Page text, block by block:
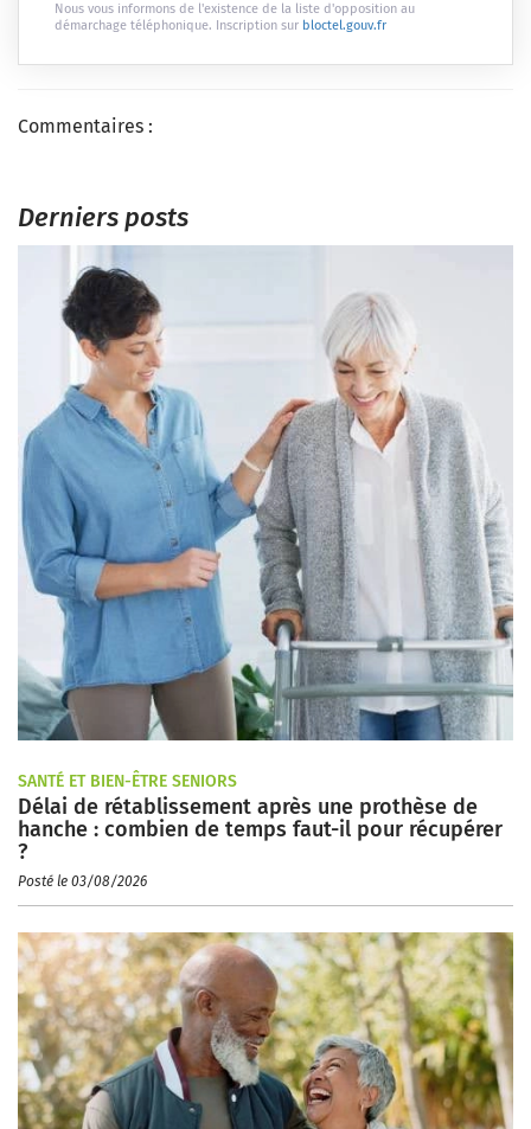
Nous vous informons de l'existence de la liste d'opposition au
démarchage téléphonique. Inscription sur bloctel.gouv.fr
Commentaires :
Derniers posts
SANTÉ ET BIEN-ÊTRE SENIORS
Délai de rétablissement après une prothèse de
hanche : combien de temps faut-il pour récupérer
?
Posté le 03/08/2026